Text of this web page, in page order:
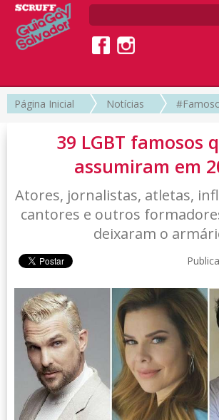
Página Inicial Notícias
39 LGBT famosos
assumiram em
Atores, jornalistas, atletas,
cantores e outros
deixaram o